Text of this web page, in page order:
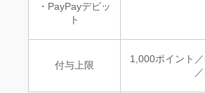
・PayPayデビッ
ト
付与上限
1,000ポイント